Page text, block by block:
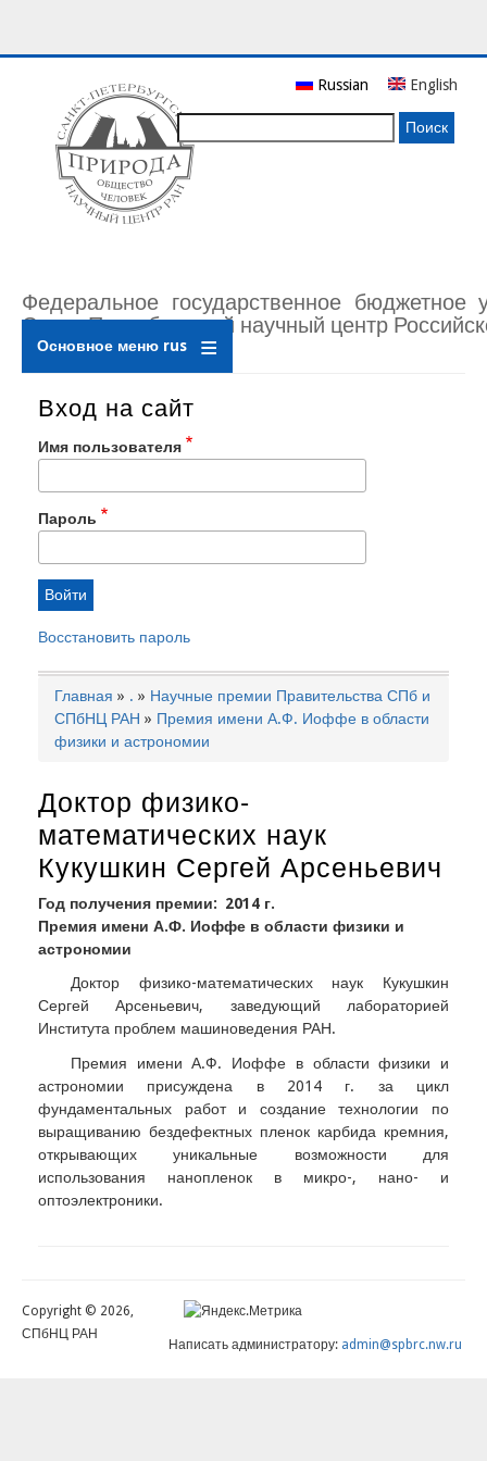
основному
содержанию
Федеральное государственное бюджетное
Санкт-Петербургский научный центр
Russian English
Основное меню rus
Вход на сайт
Имя пользователя
Пароль
Восстановить пароль
Строка
навигации
Главная .
Научные премии Правительства СПб и
СПбНЦ РАН
Премия имени А.Ф. Иоффе в области
физики и астрономии
Доктор физико-
математических наук
Кукушкин Сергей Арсеньевич
Год получения премии
2014 г.
Премия имени А.Ф. Иоффе в области физики и
астрономии
Доктор физико-математических наук Кукушкин
Сергей Арсеньевич, заведующий лабораторией
Института проблем машиноведения РАН.
Премия имени А.Ф. Иоффе в области физики и
астрономии присуждена в 2014 г. за цикл
фундаментальных работ и создание технологии по
выращиванию бездефектных пленок карбида кремния,
открывающих уникальные возможности для
использования нанопленок в микро-, нано- и
оптоэлектроники.
Copyright © 2026,
СПбНЦ РАН
Написать администратору: admin@spbrc.nw.ru